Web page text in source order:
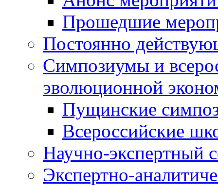
Прошедшие
Постоянно
Симпозиумы и
эволюционной
Пущинские
Всероссийские
Научно-экспертный
Экспертно-